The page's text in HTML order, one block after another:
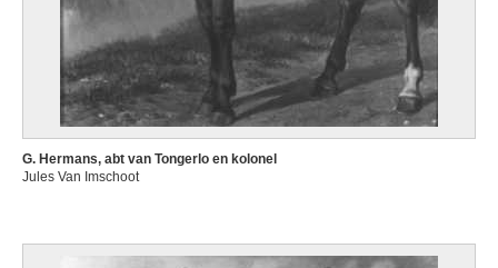
G. Hermans, abt van Tongerlo en kolonel
Jules Van Imschoot